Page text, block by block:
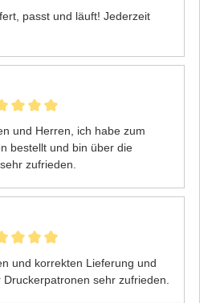
passt und läuft! Jederzeit
und Herren, ich habe zum
bestellt und bin über die
zufrieden.
und korrekten Lieferung und
sehr zufrieden.